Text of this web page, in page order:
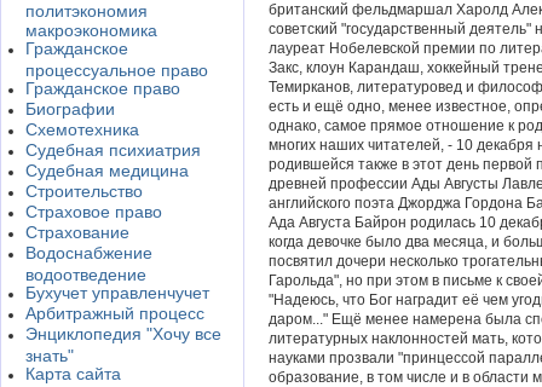
политэкономия
макроэкономика
Гражданское
процессуальное право
Гражданское право
Биографии
Схемотехника
Судебная психиатрия
Судебная медицина
Строительство
Страховое право
Страхование
Водоснабжение
водоотведение
Бухучет управленчучет
Арбитражный процесс
Энциклопедия "Хочу все
знать"
Карта сайта
британский фельдмаршал Харолд
советский "государственный
лауреат Нобелевской премии по
Закс, клоун Карандаш, хоккейный
Темирканов, литературовед и
есть и ещё одно, менее известное,
однако, самое прямое отношение к
многих наших читателей, - 10 декабря
родившейся также в этот день
древней профессии Ады Августы
английского поэта Джорджа Гордона
Ада Августа Байрон родилась 10
когда девочке было два месяца, и
посвятил дочери несколько
Гарольда", но при этом в письме к
"Надеюсь, что Бог наградит её чем
даром..." Ещё менее намерена была
литературных наклонностей мать,
науками прозвали "принцессой
образование, в том числе и в области